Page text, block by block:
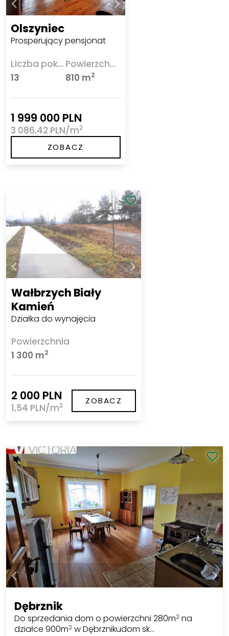
Olszyniec
Prosperujący pensjonat
Liczba pokoi
13
Powierzchnia
810 m2
1 999 000 PLN
3 086,42 PLN/m2
ZOBACZ
Wałbrzych Biały
Kamień
Działka do wynajęcia
Powierzchnia
1 300 m2
2 000 PLN
1,54 PLN/m2 ZOBACZ
Dębrznik
Do sprzedania dom o powierzchni 280m2 na
działce 900m2 w Dębrznikudom sk…